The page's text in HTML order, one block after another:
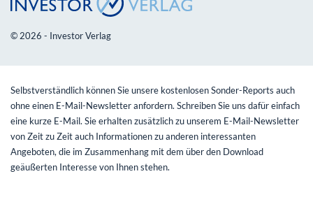
© 2026 - Investor Verlag
Selbstverständlich können Sie unsere kostenlosen Sonder-Reports auch
ohne einen E-Mail-Newsletter anfordern. Schreiben Sie uns dafür einfach
eine kurze E-Mail. Sie erhalten zusätzlich zu unserem E-Mail-Newsletter
von Zeit zu Zeit auch Informationen zu anderen interessanten
Angeboten, die im Zusammenhang mit dem über den Download
geäußerten Interesse von Ihnen stehen.